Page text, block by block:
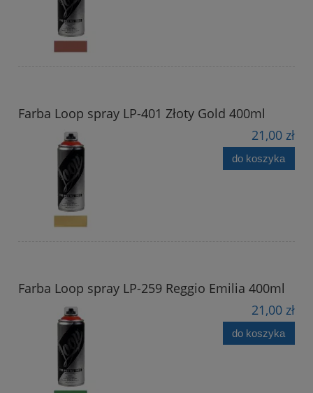
Farba Loop spray LP-401 Złoty Gold 400ml
21,00 zł
do koszyka
Farba Loop spray LP-259 Reggio Emilia 400ml
21,00 zł
do koszyka